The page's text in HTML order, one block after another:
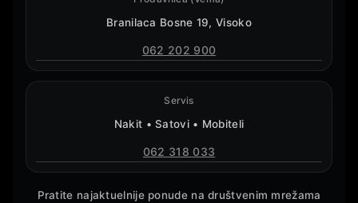
Branilaca Bosne 19, Visoko
062 202 900
Servis
Nakit • Satovi • Mobiteli
062 318 033
Pratite najaktuelnije ponude na društvenim mrežama